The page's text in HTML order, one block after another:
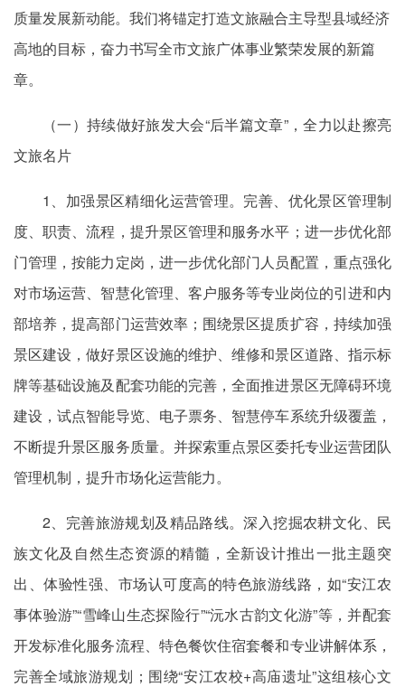
质量发展新动能。我们将锚定打造文旅融合主导型县域经济
高地的目标，奋力书写全市文旅广体事业繁荣发展的新篇
章。
（一）持续做好旅发大会“后半篇文章”，全力以赴擦亮
文旅名片
1、加强景区精细化运营管理。完善、优化景区管理制
度、职责、流程，提升景区管理和服务水平；进一步优化部
门管理，按能力定岗，进一步优化部门人员配置，重点强化
对市场运营、智慧化管理、客户服务等专业岗位的引进和内
部培养，提高部门运营效率；围绕景区提质扩容，持续加强
景区建设，做好景区设施的维护、维修和景区道路、指示标
牌等基础设施及配套功能的完善，全面推进景区无障碍环境
建设，试点智能导览、电子票务、智慧停车系统升级覆盖，
不断提升景区服务质量。并探索重点景区委托专业运营团队
管理机制，提升市场化运营能力。
2、完善旅游规划及精品路线。深入挖掘农耕文化、民
族文化及自然生态资源的精髓，全新设计推出一批主题突
出、体验性强、市场认可度高的特色旅游线路，如“安江农
事体验游”“雪峰山生态探险行”“沅水古韵文化游”等，并配套
开发标准化服务流程、特色餐饮住宿套餐和专业讲解体系，
完善全域旅游规划；围绕“安江农校+高庙遗址”这组核心文